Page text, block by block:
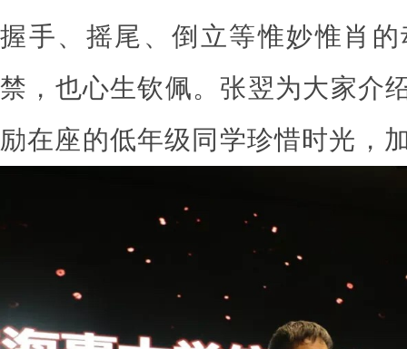
握手、摇尾、倒立等惟妙惟肖
禁，也心生钦佩。张翌为大家介
励在座的低年级同学珍惜时光，